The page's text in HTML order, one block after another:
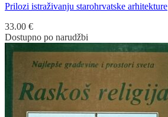
Prilozi istraživanju starohrvatske arhitekture
33.00 €
Dostupno po narudžbi